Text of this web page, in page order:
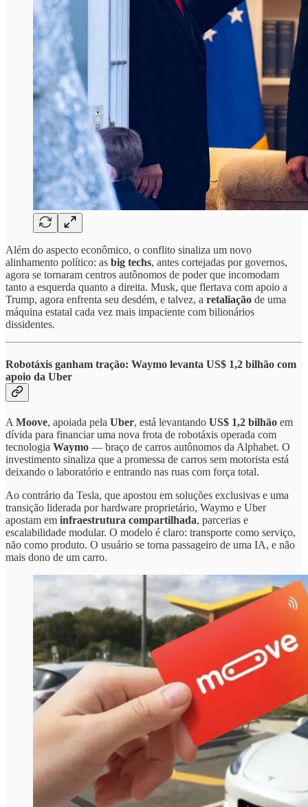
Além do aspecto econômico, o conflito sinaliza um novo
alinhamento político: as big techs, antes cortejadas por governos,
agora se tornaram centros autônomos de poder que incomodam
tanto a esquerda quanto a direita. Musk, que flertava com apoio a
Trump, agora enfrenta seu desdém, e talvez, a retaliação de uma
máquina estatal cada vez mais impaciente com bilionários
dissidentes.
Robotáxis ganham tração: Waymo levanta US$ 1,2 bilhão com
apoio da Uber
A Moove, apoiada pela Uber, está levantando US$ 1,2 bilhão em
dívida para financiar uma nova frota de robotáxis operada com
tecnologia Waymo — braço de carros autônomos da Alphabet. O
investimento sinaliza que a promessa de carros sem motorista está
deixando o laboratório e entrando nas ruas com força total.
Ao contrário da Tesla, que apostou em soluções exclusivas e uma
transição liderada por hardware proprietário, Waymo e Uber
apostam em infraestrutura compartilhada, parcerias e
escalabilidade modular. O modelo é claro: transporte como serviço,
não como produto. O usuário se torna passageiro de uma IA, e não
mais dono de um carro.